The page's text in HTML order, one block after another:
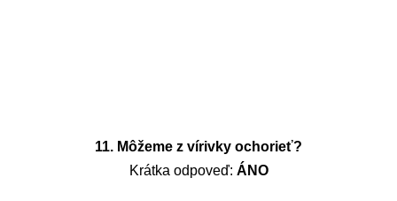
11. Môžeme z vírivky ochorieť?
Krátka odpoveď: ÁNO